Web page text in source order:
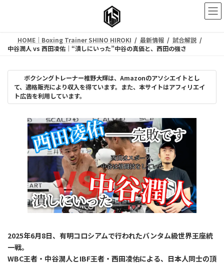
HOME｜Boxing Trainer SHINO HIROKI 最新情報
試合解説
中谷潤人 vs 西田凌佑｜“潰しにいった”中谷の真価と、西田の強さ
ボクシングトレーナー椎野大輝は、Amazonのアソシエイトとし
て、適格販売により収入を得ています。また、本サイトはアフィリエイ
ト広告を利用しています。
2025年6月8日、有明コロシアムで行われたバンタム級世界王座統
一戦。
WBC王者・中谷潤人とIBF王者・西田凌佑による、日本人同士の頂